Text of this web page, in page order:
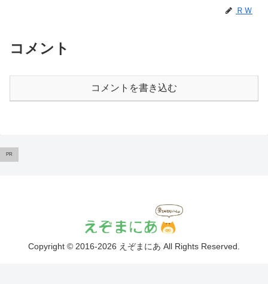
ＲＷ
コメント
コメントを書き込む
PR
Copyright © 2016-2026 えぞまにあ All Rights Reserved.